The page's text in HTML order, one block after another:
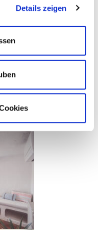
Details zeigen
Yogamatten